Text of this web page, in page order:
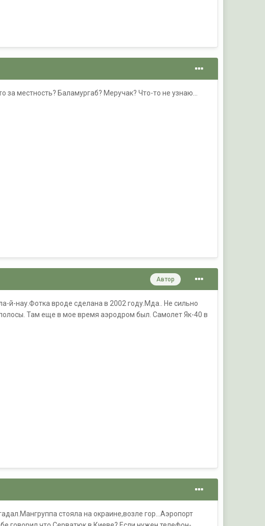
местность? Баламургаб? Меручак? Что-то не узнаю...
Автор
й-нау.Фотка вроде сделана в 2002 году.Мда.. Не сильно
Там еще в мое время аэродром был. Самолет Як-40 в
стояла на окраине,возле гор...Аэропорт